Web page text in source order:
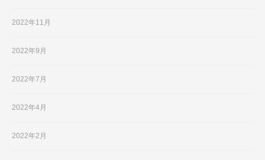
2022年11月
2022年9月
2022年7月
2022年4月
2022年2月